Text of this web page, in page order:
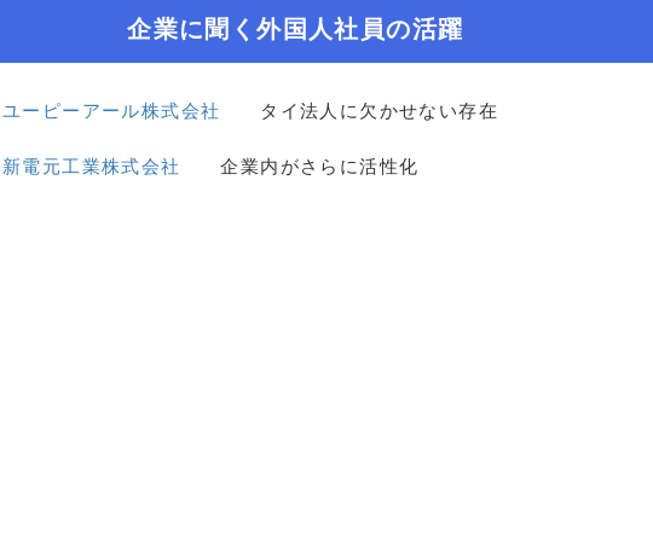
企業に聞く外国人社員の活躍
ユーピーアール株式会社 タイ法人に欠かせない存在
新電元工業株式会社 企業内がさらに活性化